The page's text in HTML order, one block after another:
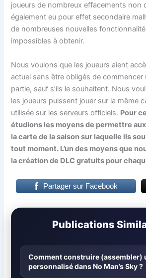
joueurs de nombreux effacements non
également eu pour effet secondaire
de nombreuses nouvelles
impossibles à obtenir.
Nous voulons que les joueurs aient
actuel sans être obligés de commencer
partie, sauf s’ils le souhaitent. Nous
les joueurs puissent jouer sur la même
utilisée sur les serveurs officiels. Pour
étudions les moyens de permettre
la carte de la saison sur laquelle ils
tout moment. L’un des moyens que
la création de DLC gratuits pour
Partager sur Facebook
Publications
Comment construire (assembler)
personnalisé dans No Man’s Sky ?